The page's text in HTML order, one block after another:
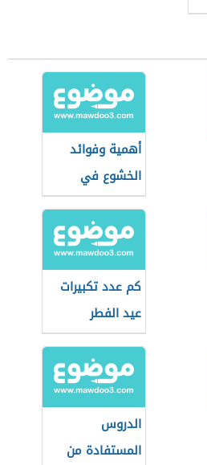
أهمية وفوائد
الخشوع في
الصلاة
كم عدد تكبيرات
عيد الفطر
الدروس
المستفادة من